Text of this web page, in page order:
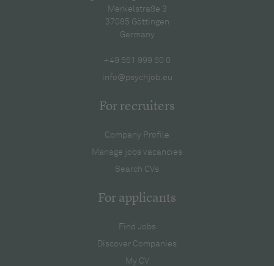
Merkelstraße 3
37085 Göttingen
Germany
+49 551 999 50 0
info@psychjob.eu
For recruiters
Company Profile
Manage jobs vacancies
Search CVs
For applicants
Find Jobs
Discover Companies
My CV